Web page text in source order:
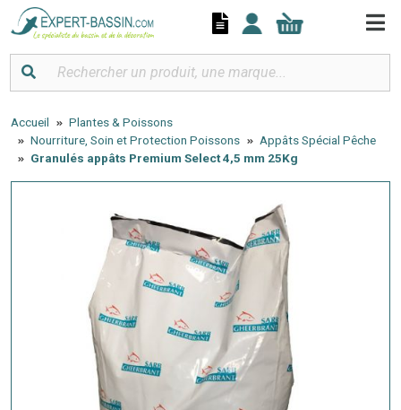
Accueil
Plantes & Poissons
Nourriture, Soin et Protection Poissons
Appâts Spécial Pêche
Granulés appâts Premium Select 4,5 mm 25Kg
Panneau de gestion des cookies